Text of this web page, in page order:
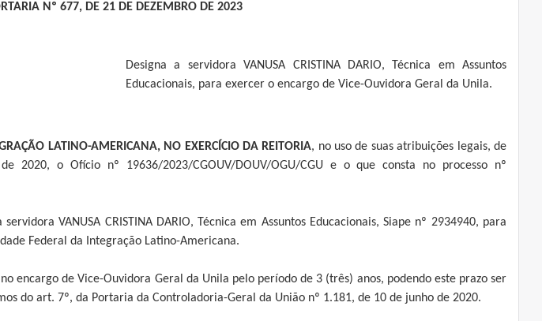
Nº 677, DE 21 DE DEZEMBRO DE 2023
Designa a servidora VANUSA CRISTINA DARIO, Técnica em Assuntos
Educacionais, para exercer o encargo de Vice-Ouvidora Geral da Unila.
LATINO-AMERICANA, NO EXERCÍCIO DA REITORIA, no uso de suas atribuições legais, de
2020, o Ofício nº 19636/2023/CGOUV/DOUV/OGU/CGU e o que consta no processo nº
VANUSA CRISTINA DARIO, Técnica em Assuntos Educacionais, Siape nº 2934940, para
Federal da Integração Latino-Americana.
encargo de Vice-Ouvidora Geral da Unila pelo período de 3 (três) anos, podendo este prazo ser
do art. 7º, da Portaria da Controladoria-Geral da União nº 1.181, de 10 de junho de 2020.